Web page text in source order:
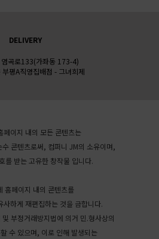
DELIVERY
염곡로133(가좌동 173-4)
부평A직영집배점 - 그녀희제
페이지 내의 모든 콘텐츠는
콘텐츠로써, 컴퍼니 JM의 소유이며,
를 받는 고유한 창작물 입니다.
홈페이지 내의 콘텐츠를
사하게 재편집하는 것을 금합니다.
부정거래방지법에 의거 민.형사상의
수 있으며, 이로 인해 발생되는